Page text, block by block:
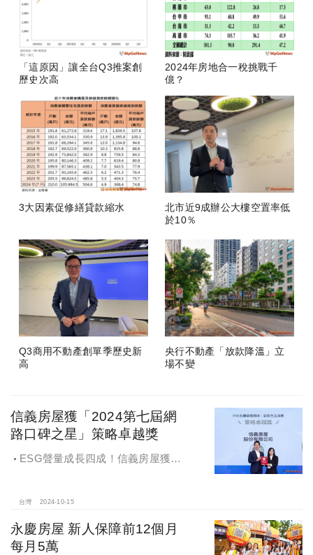
「這原因」讓全台Q3推案創
歷史次高
2024年房地合一稅挑戰千
億？
3大因素促修繕貸款縮水
北市近9成辦公大樓空置率低
於10％
Q3商用不動產創單季歷史新
高
央行不動產「放款降溫」立
場不變
信義房屋獲「2024第七屆網
路口碑之星」策略卓越獎
ESG聲量成長四成！信義房屋獲
台灣 2024-10-15
永慶房屋 新人保障前12個月
每月5萬